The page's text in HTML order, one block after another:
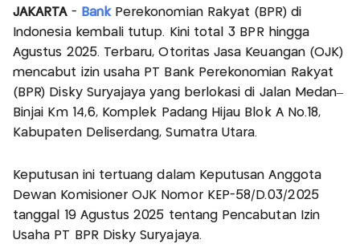
JAKARTA - BankPerekonomian Rakyat (BPR) di
Indonesia kembali tutup. Kini total 3 BPR hingga
Agustus 2025. Terbaru, Otoritas Jasa Keuangan (OJK)
mencabut izin usaha PT Bank Perekonomian Rakyat
(BPR) Disky Suryajaya yang berlokasi di Jalan Medan–
Binjai Km 14,6, Komplek Padang Hijau Blok A No.18,
Kabupaten Deliserdang, Sumatra Utara.
Keputusan ini tertuang dalam Keputusan Anggota
Dewan Komisioner OJK Nomor KEP-58/D.03/2025
tanggal 19 Agustus 2025 tentang Pencabutan Izin
Usaha PT BPR Disky Suryajaya.